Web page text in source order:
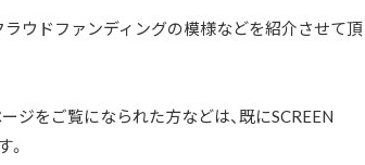
ラウドファンディングの模様などを紹介させて頂
ジをご覧になられた方などは、既にSCREEN